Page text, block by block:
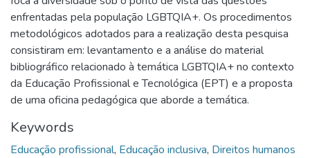
enfrentadas pela população LGBTQIA+. Os procedimentos
metodológicos adotados para a realização desta pesquisa
consistiram em: levantamento e a análise do material
bibliográfico relacionado à temática LGBTQIA+ no contexto
da Educação Profissional e Tecnológica (EPT) e a proposta
de uma oficina pedagógica que aborde a temática.
Keywords
Educação profissional, Educação inclusiva, Direitos humanos